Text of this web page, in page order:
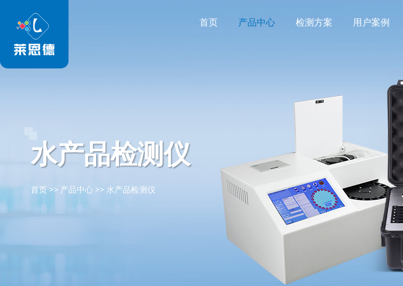
首页 产品中心 检测方案 用户案例
水产品检测仪
首页>> 产品中心 >>水产品检测仪